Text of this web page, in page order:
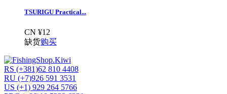
TSURIGU Practical...
CN ¥12
缺货购买
RS (+381)62 810 4408
RU (+7)926 591 3531
US (+1) 929 264 5766